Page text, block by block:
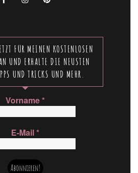
FÜR MEINEN KOSTENLOSEN
UND ERHALTE DIE NEUSTEN
UND TRICKS UND MEHR.
Vorname*
E-Mail*